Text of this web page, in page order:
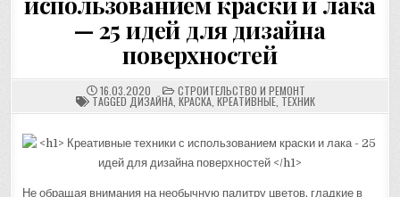
— 25 идей для дизайна
поверхностей
16.03.2020 POSTED
IN
СТРОИТЕЛЬСТВО И РЕМОНТ
TAGGED ДИЗАЙНА КРАСКА КРЕАТИВНЫЕ ТЕХНИК
Не обращая внимания на необычную палитру цветов, гладкие в